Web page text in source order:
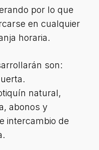
por lo que
en cualquier
horaria.
son:
natural,
abonos y
intercambio de